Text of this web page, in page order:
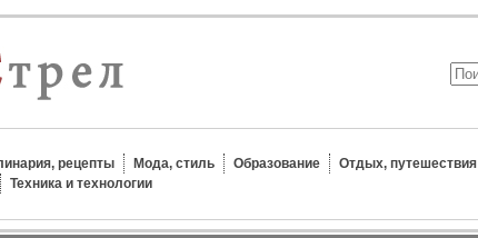
рецепты Мода, стиль Образование Отдых, путешествия
Техника и технологии